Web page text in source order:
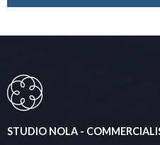
STUDIO NOLA -